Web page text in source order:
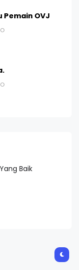
Pemain OVJ
Baik